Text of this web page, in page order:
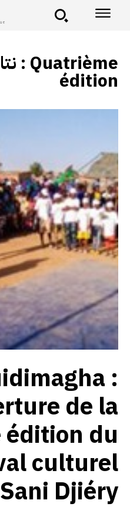
نتائج العلامات : Quatrième
édition
:
de la
du
culturel
Djiéry